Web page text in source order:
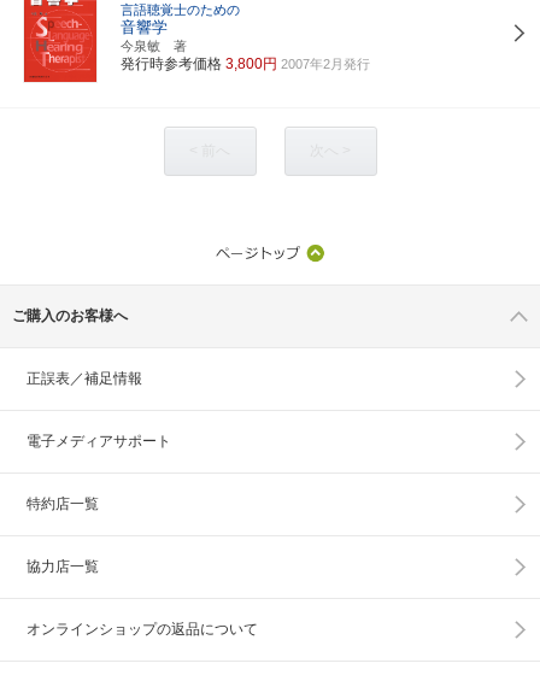
言語聴覚士のための
音響学
今泉敏 著
発行時参考価格 3,800円 2007年2月発行
ご購入のお客様へ
正誤表／補足情報
電子メディアサポート
特約店一覧
協力店一覧
オンラインショップの返品について